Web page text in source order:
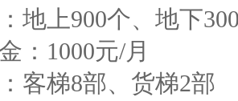
地上900个、地下
：1000元/月
客梯8部、货梯2部